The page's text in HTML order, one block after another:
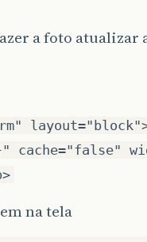
a foto
cache="false"
na tela